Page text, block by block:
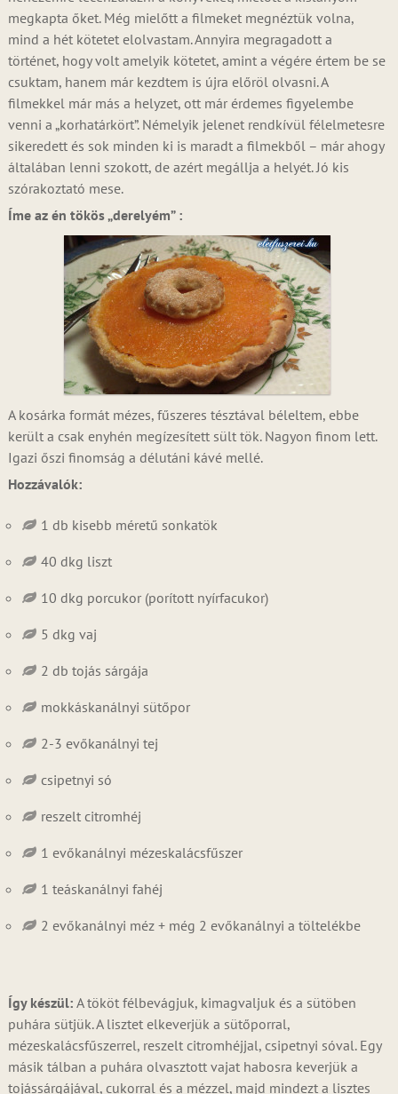
megkapta őket. Még mielőtt a filmeket megnéztük volna,
mind a hét kötetet elolvastam. Annyira megragadott a
történet, hogy volt amelyik kötetet, amint a végére értem be se
csuktam, hanem már kezdtem is újra előröl olvasni. A
filmekkel már más a helyzet, ott már érdemes figyelembe
venni a „korhatárkört”. Némelyik jelenet rendkívül félelmetesre
sikeredett és sok minden ki is maradt a filmekből – már ahogy
általában lenni szokott, de azért megállja a helyét. Jó kis
szórakoztató mese.
Íme az én tökös „derelyém” :
A kosárka formát mézes, fűszeres tésztával béleltem, ebbe
került a csak enyhén megízesített sült tök. Nagyon finom lett.
Igazi őszi finomság a délutáni kávé mellé.
Hozzávalók:
1 db kisebb méretű sonkatök
40 dkg liszt
10 dkg porcukor (porított nyírfacukor)
5 dkg vaj
2 db tojás sárgája
mokkáskanálnyi sütőpor
2-3 evőkanálnyi tej
csipetnyi só
reszelt citromhéj
1 evőkanálnyi mézeskalácsfűszer
1 teáskanálnyi fahéj
2 evőkanálnyi méz + még 2 evőkanálnyi a töltelékbe
Így készül: A tököt félbevágjuk, kimagvaljuk és a sütöben
puhára sütjük. A lisztet elkeverjük a sütőporral,
mézeskalácsfűszerrel, reszelt citromhéjjal, csipetnyi sóval. Egy
másik tálban a puhára olvasztott vajat habosra keverjük a
tojássárgájával, cukorral és a mézzel, majd mindezt a lisztes